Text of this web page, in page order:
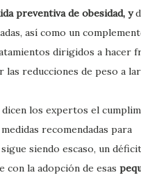
preventiva de obesidad, y
así como un
dirigidos a hacer
las reducciones de peso a
dicen los expertos el
recomendadas para
siendo escaso, un
con la adopción de esas